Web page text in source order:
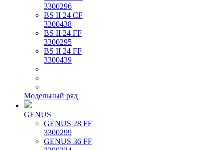
3300296
BS II 24 CF
3300438
BS II 24 FF
3300295
BS II 24 FF
3300439
Модельный ряд
GENUS
GENUS 28 FF
3300299
GENUS 36 FF